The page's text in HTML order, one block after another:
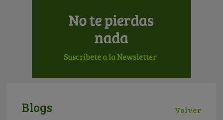
Blogs Volver